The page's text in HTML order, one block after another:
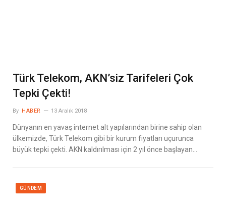
Türk Telekom, AKN’siz Tarifeleri Çok
Tepki Çekti!
By HABER 13 Aralık 2018
Dünyanın en yavaş internet alt yapılarından birine sahip olan
ülkemizde, Türk Telekom gibi bir kurum fiyatları uçurunca
büyük tepki çekti. AKN kaldırılması için 2 yıl önce başlayan…
GÜNDEM